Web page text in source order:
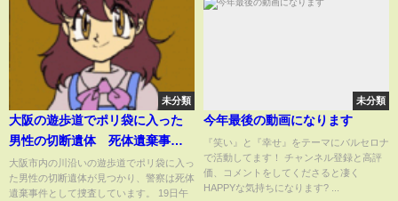
未分類
大阪の遊歩道でポリ袋に入った
男性の切断遺体 死体遺棄事件
として捜査｜TBS NEWS DIG
大阪市内の川沿いの遊歩道でポリ袋に入っ
た男性の切断遺体が見つかり、警察は死体
遺棄事件として捜査しています。 19日午
未分類
今年最後の動画になります
『笑い』と『幸せ』をテーマにバルセロナ
で活動してます！ チャンネル登録と高評
価、コメントをしてくださると凄く
HAPPYな気持ちになります? ...